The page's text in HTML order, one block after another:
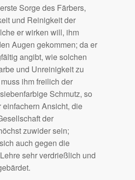
Sorge des Färbers,
und Reinigkeit der
er wirken will, ihm
Augen gekommen; da er
angibt, wie solchen
und Unreinigkeit zu
ihm freilich der
Schmutz, so
Ansicht, die
der
zuwider sein;
auch gegen die
sehr verdrießlich und